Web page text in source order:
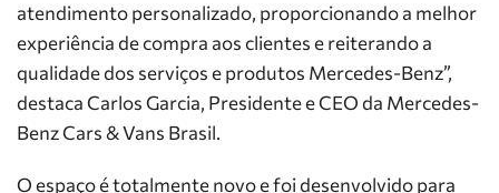
atendimento personalizado, proporcionando a melhor
experiência de compra aos clientes e reiterando a
qualidade dos serviços e produtos Mercedes-Benz”,
destaca Carlos Garcia, Presidente e CEO da Mercedes-
Benz Cars & Vans Brasil.
O espaço é totalmente novo e foi desenvolvido para